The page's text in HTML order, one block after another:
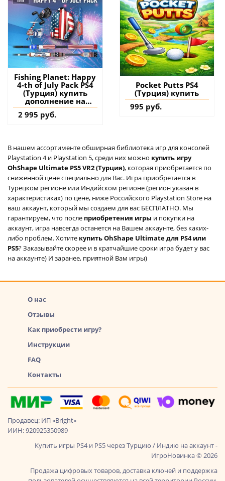
Fishing Planet: Happy
4-th of July Pack PS4
(Турция) купить
дополнение на
аккаунт
2 995 руб.
Pocket Putts PS4
(Турция) купить
995 руб.
В нашем ассортименте обширная библиотека игр для консолей
Playstation 4 и Playstation 5, среди них можно купить игру
OhShape Ultimate PS5 VR2 (Турция), которая приобретается по
сниженной цене специально для Вас. Игра приобретается в
Турецком регионе или Индийском регионе (регион указан в
характеристиках) по цене, ниже Российского Playstation Store на
ваш аккаунт, который мы создаем для вас БЕСПЛАТНО. Мы
гарантируем, что после приобретения игры и покупки на
аккаунт, игра навсегда останется на Вашем аккаунте, без каких-
либо проблем. Хотите купить OhShape Ultimate для PS4 или
PS5? Заказывайте скорее и в кратчайшие сроки игра будет у вас
на аккаунте) И заранее, приятной Вам игры)
О нас
Отзывы
Как приобрести игру?
Инструкции
FAQ
Контакты
Продавец: ИП «Bright»
ИИН: 920925350989
Купить игры PS4 и PS5 через Турцию / Индию на аккаунт -
ИгроНовинка © 2026
Продажа цифровых товаров, доставка ключей и поддержка